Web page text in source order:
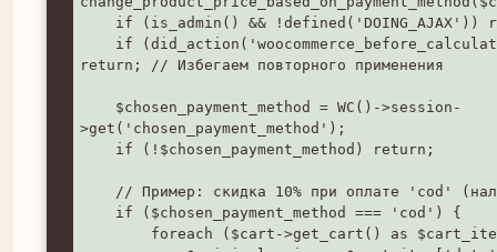
return; // Избегаем повторного применения
>get('chosen_payment_method');